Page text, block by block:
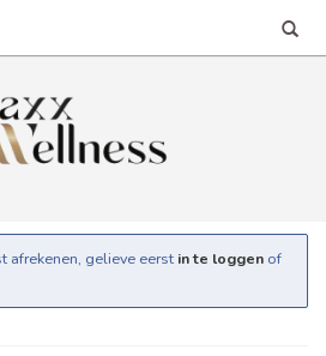
afrekenen, gelieve eerst in te loggen of